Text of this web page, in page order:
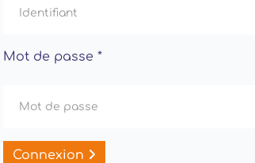
Mot de passe *
Connexion